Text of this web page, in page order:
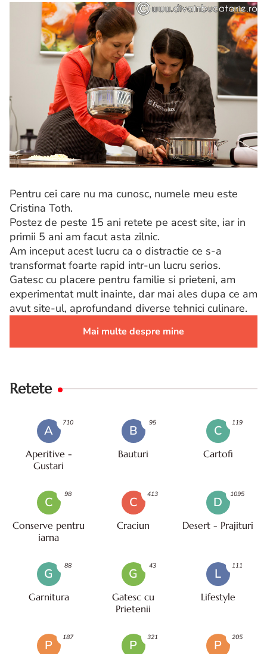
Pentru cei care nu ma cunosc, numele meu este
Cristina Toth.
Postez de peste 15 ani retete pe acest site, iar in
primii 5 ani am facut asta zilnic.
Am inceput acest lucru ca o distractie ce s-a
transformat foarte rapid intr-un lucru serios.
Gatesc cu placere pentru familie si prieteni, am
experimentat mult inainte, dar mai ales dupa ce am
avut site-ul, aprofundand diverse tehnici culinare.
Mai multe despre mine
Retete
A
Aperitive -
Gustari
710
B
Bauturi
95
C
Cartofi
119
C
Conserve pentru
iarna
98
C
Craciun
413
D
Desert - Prajituri
1095
G
Garnitura
88
G
Gatesc cu
Prietenii
43
L
Lifestyle
111
P
187
P
321
P
205